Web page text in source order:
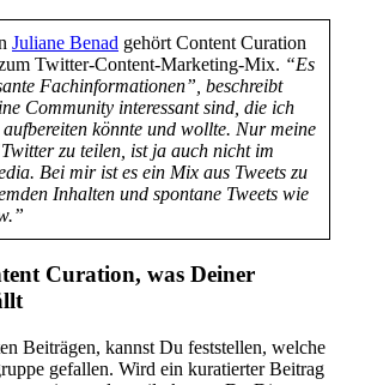
Juliane Benad gehört Content Curation
Twitter-Content-Marketing-Mix. “Es
Fachinformationen”, beschreibt
Community interessant sind, die ich
könnte und wollte. Nur meine
zu teilen, ist ja auch nicht im
Bei mir ist es ein Mix aus Tweets zu
Inhalten und spontane Tweets wie
Curation, was Deiner
Beiträgen, kannst Du feststellen, welche
gefallen. Wird ein kuratierter Beitrag